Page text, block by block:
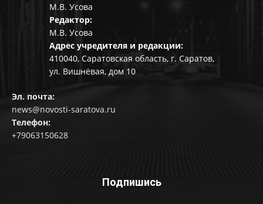
М.В. Усова
Редактор:
М.В. Усова
Адрес учредителя и редакции:
410040, Саратовская область, г. Саратов,
ул. Вишнёвая, дом 10
Эл. почта:
news@novosti-saratova.ru
Телефон:
+79063150628
Подпишись